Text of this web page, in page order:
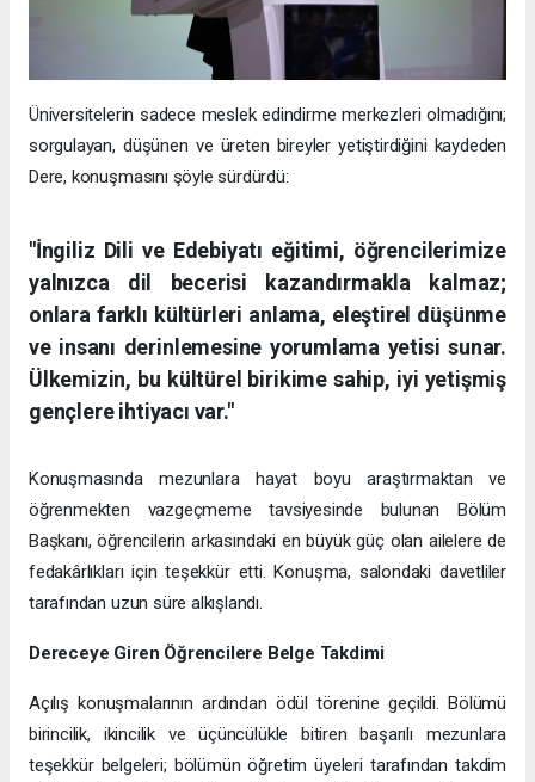
Üniversitelerin sadece meslek edindirme merkezleri olmadığını;
sorgulayan, düşünen ve üreten bireyler yetiştirdiğini kaydeden
Dere, konuşmasını şöyle sürdürdü:
"İngiliz Dili ve Edebiyatı eğitimi, öğrencilerimize
yalnızca dil becerisi kazandırmakla kalmaz;
onlara farklı kültürleri anlama, eleştirel düşünme
ve insanı derinlemesine yorumlama yetisi sunar.
Ülkemizin, bu kültürel birikime sahip, iyi yetişmiş
gençlere ihtiyacı var."
Konuşmasında mezunlara hayat boyu araştırmaktan ve
öğrenmekten vazgeçmeme tavsiyesinde bulunan Bölüm
Başkanı, öğrencilerin arkasındaki en büyük güç olan ailelere de
fedakârlıkları için teşekkür etti. Konuşma, salondaki davetliler
tarafından uzun süre alkışlandı.
Dereceye Giren Öğrencilere Belge Takdimi
Açılış konuşmalarının ardından ödül törenine geçildi. Bölümü
birincilik, ikincilik ve üçüncülükle bitiren başarılı mezunlara
teşekkür belgeleri; bölümün öğretim üyeleri tarafından takdim